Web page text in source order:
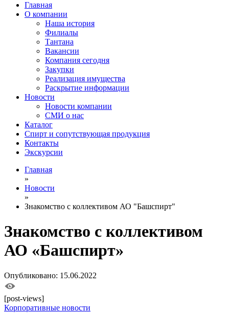
Главная
О компании
Наша история
Филиалы
Тантана
Вакансии
Компания сегодня
Закупки
Реализация имущества
Раскрытие информации
Новости
Новости компании
СМИ о нас
Каталог
Спирт и сопутствующая продукция
Контакты
Экскурсии
Главная
»
Новости
»
Знакомство с коллективом АО "Башспирт"
Знакомство с коллективом
АО «Башспирт»
Опубликовано: 15.06.2022
[post-views]
Корпоративные новости